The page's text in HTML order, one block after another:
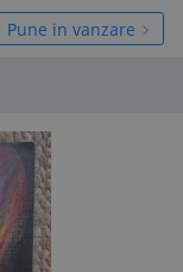
Pune in vanzare